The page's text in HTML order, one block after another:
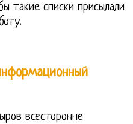
такие списки присылали
всесторонне